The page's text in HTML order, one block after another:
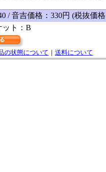
/ 音吉価格：330円 (税抜価
ット：B
の状態について ｜ 送料について